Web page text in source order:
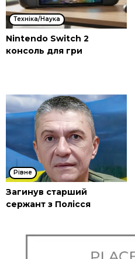
Техніка/Наука
Nintendo Switch 2
консоль для гри
Рівне
Загинув старший
сержант з Полісся